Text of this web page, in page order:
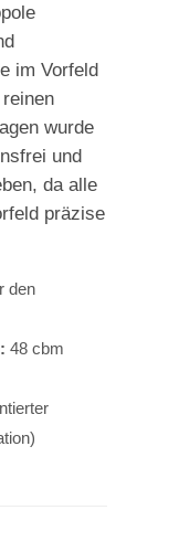
im Vorfeld
wurde
und
da alle
präzise
den
48 cbm